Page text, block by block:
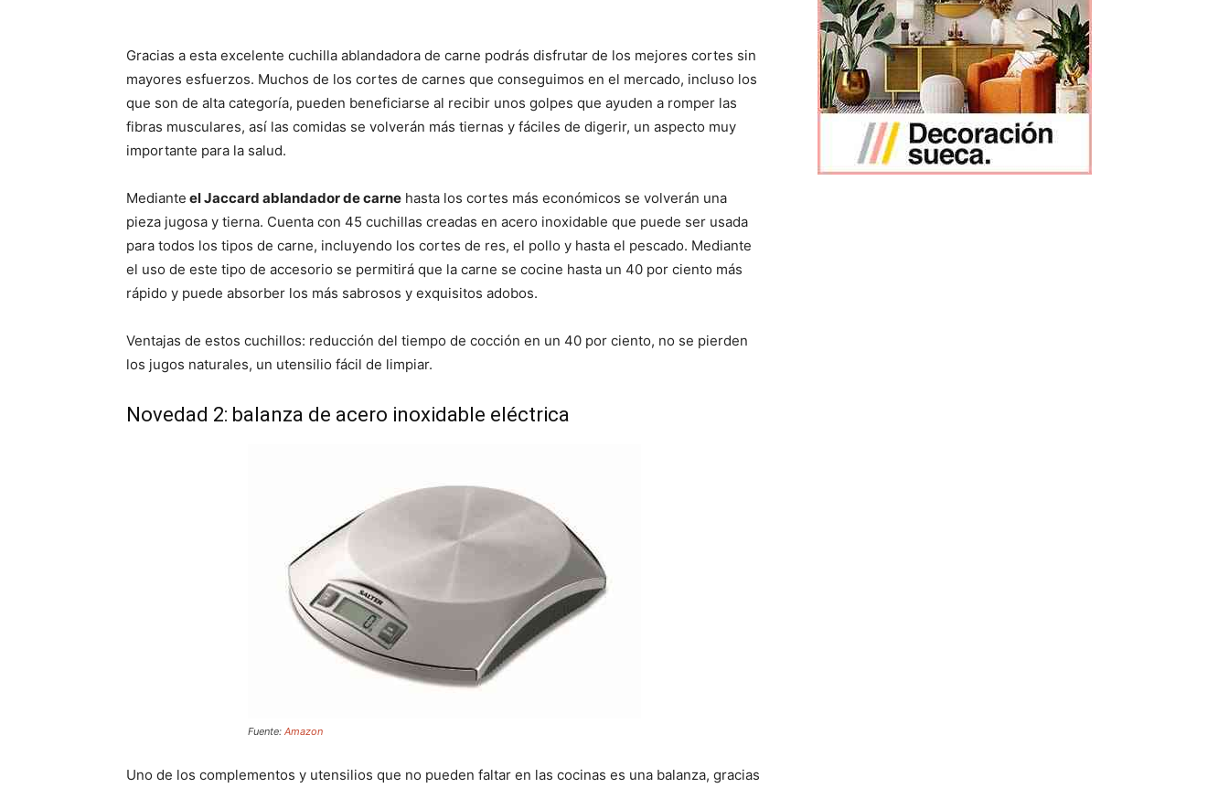
Gracias a esta excelente cuchilla ablandadora de carne podrás disfrutar de los mejores cortes sin
mayores esfuerzos. Muchos de los cortes de carnes que conseguimos en el mercado, incluso los
que son de alta categoría, pueden beneficiarse al recibir unos golpes que ayuden a romper las
fibras musculares, así las comidas se volverán más tiernas y fáciles de digerir, un aspecto muy
importante para la salud.
Mediante el Jaccard ablandador de carne hasta los cortes más económicos se volverán una
pieza jugosa y tierna. Cuenta con 45 cuchillas creadas en acero inoxidable que puede ser usada
para todos los tipos de carne, incluyendo los cortes de res, el pollo y hasta el pescado. Mediante
el uso de este tipo de accesorio se permitirá que la carne se cocine hasta un 40 por ciento más
rápido y puede absorber los más sabrosos y exquisitos adobos.
Ventajas de estos cuchillos: reducción del tiempo de cocción en un 40 por ciento, no se pierden
los jugos naturales, un utensilio fácil de limpiar.
Novedad 2: balanza de acero inoxidable eléctrica
Fuente: Amazon
Uno de los complementos y utensilios que no pueden faltar en las cocinas es una balanza, gracias